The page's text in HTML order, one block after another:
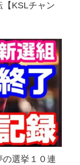
KSLチャン
の選挙１０連